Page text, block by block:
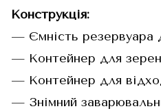
Конструкція:
— Ємність резервуара
— Контейнер для
— Контейнер для
— Знімний